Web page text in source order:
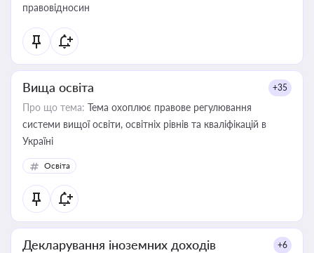
правовідносин
Вища освіта +35
Про що тема: Тема охоплює правове регулювання
системи вищої освіти, освітніх рівнів та кваліфікацій в
Україні
Освіта
Декларування іноземних доходів +6